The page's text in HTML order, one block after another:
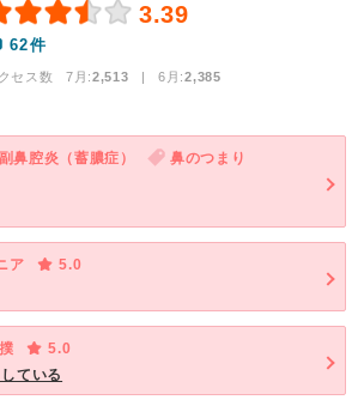
3.39
62件
セス数 7月:2,513 | 6月:2,385
副鼻腔炎（蓄膿症）
鼻のつまり
ア
5.0
5.0
ている